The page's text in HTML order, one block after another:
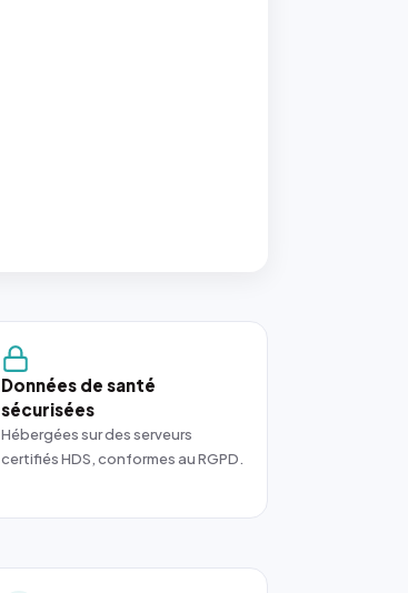
Données de santé
sécurisées
Hébergées sur des serveurs
certifiés HDS, conformes au RGPD.